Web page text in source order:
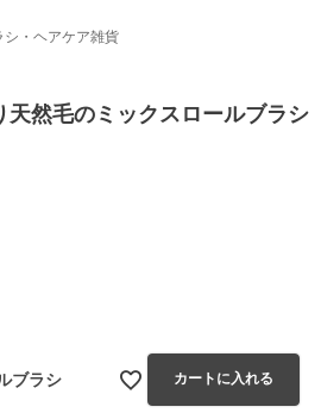
シ・ヘアケア雑貨
天然毛のミックスロールブラシ
ブラシ カートに入れる